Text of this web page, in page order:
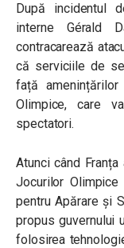
După incidentul
interne Gérald
contracarează
că serviciile de
față
Olimpice, care
spectatori.
Atunci când
Jocurilor Olimpice
pentru Apărare și
propus guvernului
folosirea